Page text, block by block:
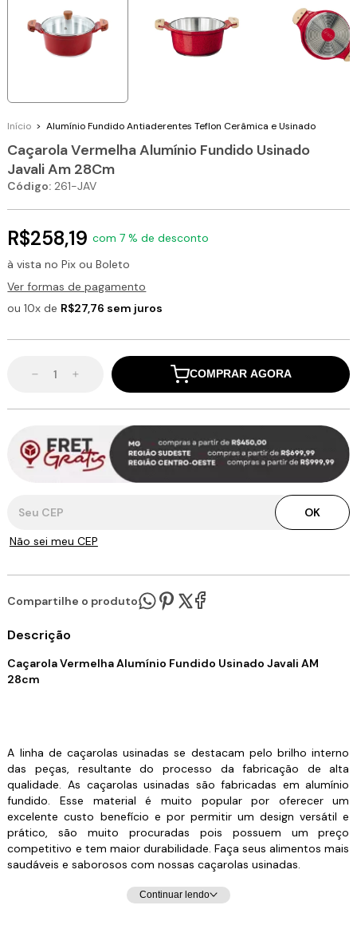
Início > Alumínio Fundido Antiaderentes Teflon Cerâmica e Usinado
Caçarola Vermelha Alumínio Fundido Usinado
Javali Am 28Cm
Código: 261-JAV
R$258,19 com 7 % de desconto
à vista no Pix ou Boleto
Ver formas de pagamento
ou 10x de R$27,76 sem juros
COMPRAR AGORA
OK
Não sei meu CEP
Compartilhe o produto:
Descrição
Caçarola Vermelha Alumínio Fundido Usinado Javali AM
28cm
A linha de caçarolas usinadas se destacam pelo brilho interno
das peças, resultante do processo da fabricação de alta
qualidade. As caçarolas usinadas são fabricadas em alumínio
fundido. Esse material é muito popular por oferecer um
excelente custo benefício e por permitir um design versátil e
prático, são muito procuradas pois possuem um preço
competitivo e tem maior durabilidade. Faça seus alimentos mais
saudáveis e saborosos com nossas caçarolas usinadas.
Continuar lendo